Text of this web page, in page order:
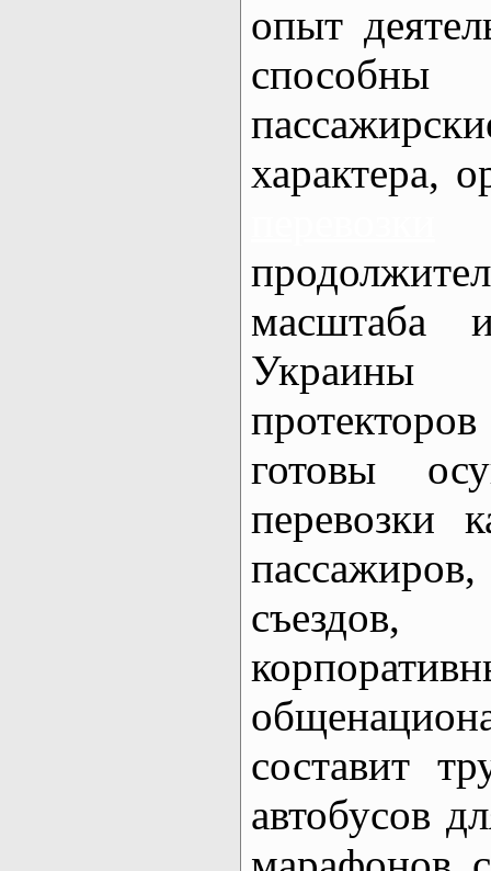
опыт
характера,
масштаба
Украины
готовы
перевозки
составит
автобусов